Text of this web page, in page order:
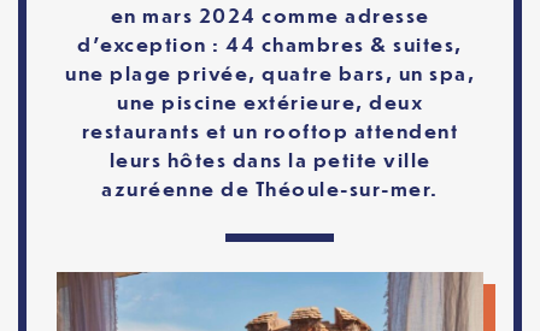
en mars 2024 comme adresse
d’exception : 44 chambres & suites,
une plage privée, quatre bars, un spa,
une piscine extérieure, deux
restaurants et un rooftop attendent
leurs hôtes dans la petite ville
azuréenne de Théoule-sur-mer.